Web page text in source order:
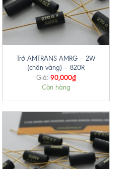
Trở AMTRANS AMRG – 2W
(chân vàng) – 820R
Giá: 90,000₫
Còn hàng